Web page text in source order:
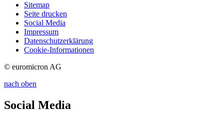
Sitemap
Seite drucken
Social Media
Impressum
Datenschutzerklärung
Cookie-Informationen
© euromicron AG
nach oben
Social Media